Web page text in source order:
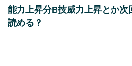
能力上昇分B技威力上昇とか次
読める？